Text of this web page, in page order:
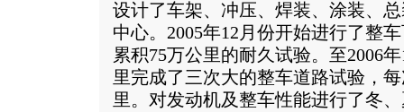
设计了车架、冲压、焊装、涂装、
中心。2005年12月份开始进行了整
累积75万公里的耐久试验。至2006
里完成了三次大的整车道路试验，
里。对发动机及整车性能进行了冬